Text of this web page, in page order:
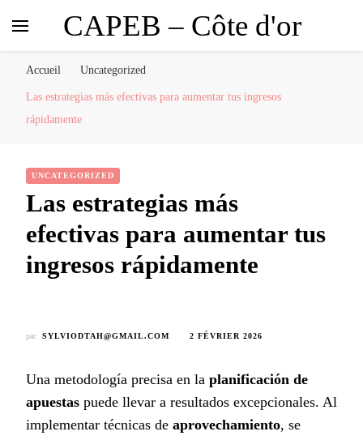
CAPEB – Côte d'or
Accueil Uncategorized
Las estrategias más efectivas para aumentar tus ingresos
rápidamente
UNCATEGORIZED
Las estrategias más
efectivas para aumentar tus
ingresos rápidamente
par SYLVIODTAH@GMAIL.COM 2 FÉVRIER 2026
Una metodología precisa en la planificación de
apuestas puede llevar a resultados excepcionales. Al
implementar técnicas de aprovechamiento, se